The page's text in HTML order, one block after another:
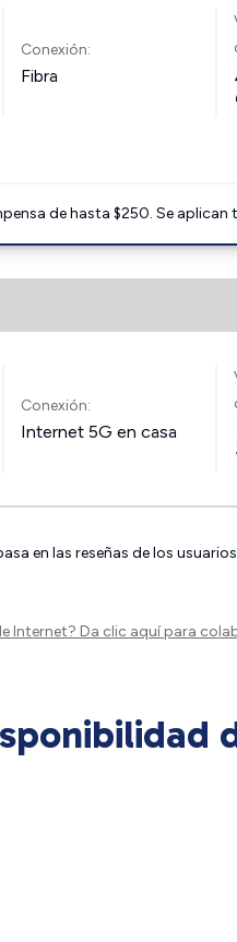
Conexión:
Fibra
de hasta $250. Se aplican
Conexión:
Internet 5G en casa
en las reseñas de los
Internet? Da clic aquípara